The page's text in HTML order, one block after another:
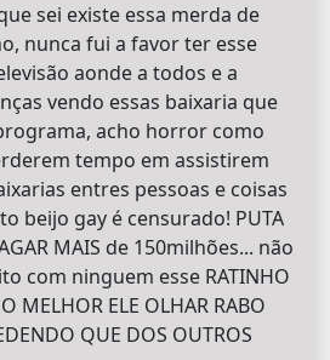
sei existe essa merda de
nunca fui a favor ter esse
aonde a todos e a
vendo essas baixaria que
acho horror como
tempo em assistirem
entres pessoas e coisas
beijo gay é censurado! PUTA
MAIS de 150milhões... não
com ninguem esse RATINHO
MELHOR ELE OLHAR RABO
QUE DOS OUTROS